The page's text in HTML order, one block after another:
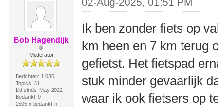
Bob Hagendijk
Moderator
Berichten: 1.036
Topics: 51
Lid sinds: May 2022
Bedankt: 9
2505 x bedankt in
Ik ben zonder fiets op
km heen en 7 km terug
gefietst. Het fietspad
stuk minder gevaarlijk
waar ik ook fietsers op